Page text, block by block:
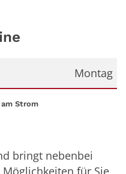
Montag
Strom:
bringt nebenbei
für Sie